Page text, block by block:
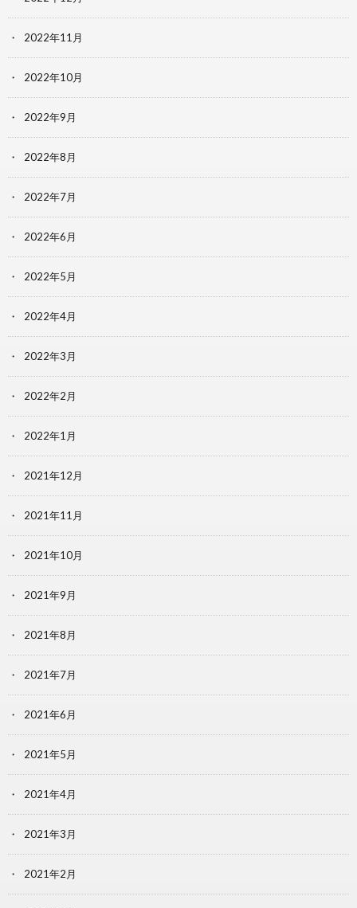
2022年11月
2022年10月
2022年9月
2022年8月
2022年7月
2022年6月
2022年5月
2022年4月
2022年3月
2022年2月
2022年1月
2021年12月
2021年11月
2021年10月
2021年9月
2021年8月
2021年7月
2021年6月
2021年5月
2021年4月
2021年3月
2021年2月